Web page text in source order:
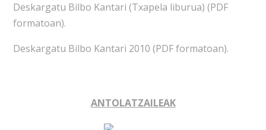
Deskargatu Bilbo Kantari (Txapela liburua) (PDF
formatoan).
Deskargatu Bilbo Kantari 2010 (PDF formatoan).
ANTOLATZAILEAK